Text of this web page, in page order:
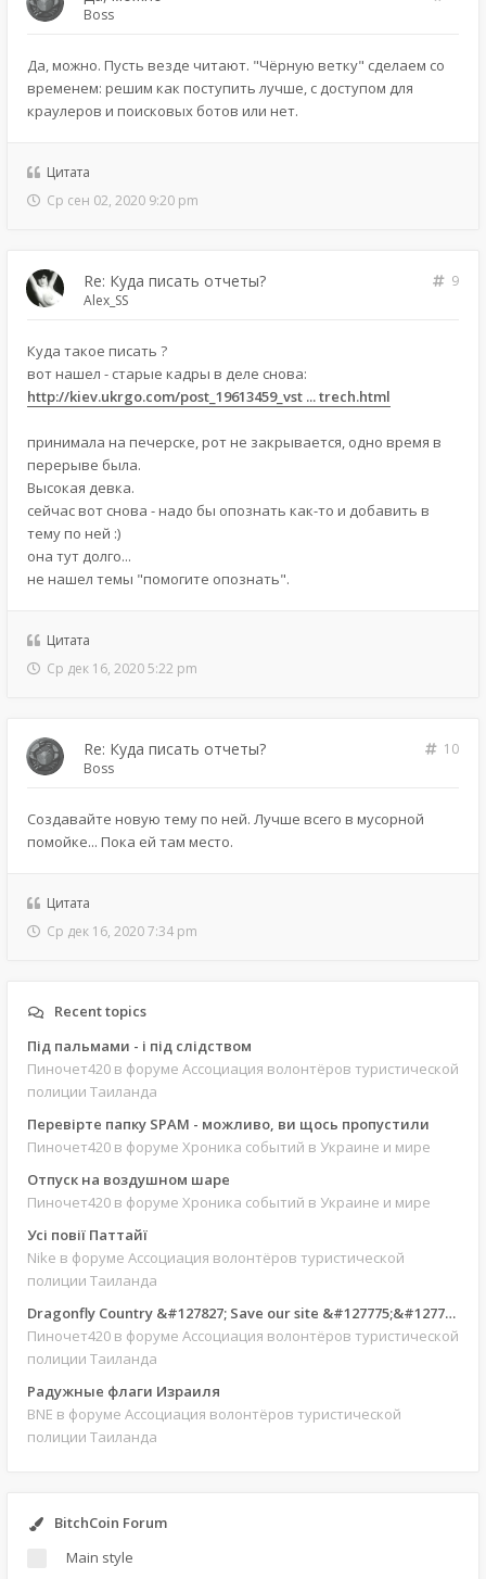
Boss
Да, можно. Пусть везде читают. "Чёрную ветку" сделаем со
временем: решим как поступить лучше, с доступом для
краулеров и поисковых ботов или нет.
Цитата
Ср сен 02, 2020 9:20 pm
Re: Куда писать отчеты?
9
Alex_SS
Куда такое писать ?
вот нашел - старые кадры в деле снова:
http://kiev.ukrgo.com/post_19613459_vst ... trech.html
принимала на печерске, рот не закрывается, одно время в
перерыве была.
Высокая девка.
сейчас вот снова - надо бы опознать как-то и добавить в
тему по ней :)
она тут долго...
не нашел темы "помогите опознать".
Цитата
Ср дек 16, 2020 5:22 pm
Re: Куда писать отчеты?
10
Boss
Создавайте новую тему по ней. Лучше всего в мусорной
помойке... Пока ей там место.
Цитата
Ср дек 16, 2020 7:34 pm
Recent topics
Під пальмами - і під слідством
Пиночет420 в форуме Ассоциация волонтёров туристической
полиции Таиланда
Перевірте папку SPAM - можливо, ви щось пропустили
Пиночет420 в форуме Хроника событий в Украине и мире
Отпуск на воздушном шаре
Пиночет420 в форуме Хроника событий в Украине и мире
Усі повії Паттайї
Nike в форуме Ассоциация волонтёров туристической
полиции Таиланда
Dragonfly Country &#127827; Save our site &#127775;&#127769;
Пиночет420 в форуме Ассоциация волонтёров туристической
полиции Таиланда
Радужные флаги Израиля
BNE в форуме Ассоциация волонтёров туристической
полиции Таиланда
BitchCoin Forum
Main style